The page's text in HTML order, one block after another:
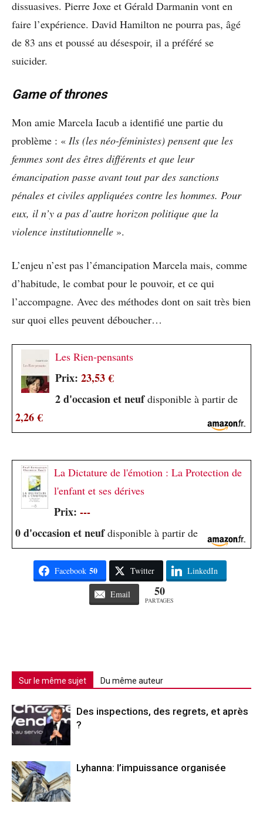
dissuasives. Pierre Joxe et Gérald Darmanin vont en
faire l’expérience. David Hamilton ne pourra pas, âgé
de 83 ans et poussé au désespoir, il a préféré se
suicider.
Game of thrones
Mon amie Marcela Iacub a identifié une partie du
problème : « Ils (les néo-féministes) pensent que les
femmes sont des êtres différents et que leur
émancipation passe avant tout par des sanctions
pénales et civiles appliquées contre les hommes. Pour
eux, il n’y a pas d’autre horizon politique que la
violence institutionnelle ».
L’enjeu n’est pas l’émancipation Marcela mais, comme
d’habitude, le combat pour le pouvoir, et ce qui
l’accompagne. Avec des méthodes dont on sait très bien
sur quoi elles peuvent déboucher…
Les Rien-pensants
Prix: 23,53 €
2 d'occasion et neufdisponible à partir de
2,26 €
La Dictature de l'émotion : La Protection de
l'enfant et ses dérives
Prix: ---
0 d'occasion et neufdisponible à partir de
Facebook 50 Twitter LinkedIn
Email 50
PARTAGES
Sur le même sujet Du même auteur
Des inspections, des regrets, et après
?
Lyhanna: l’impuissance organisée